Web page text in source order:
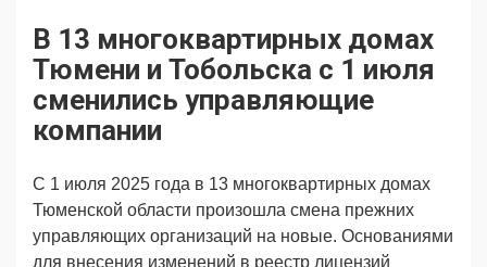
Продвижение Поздравляем
Ещё
В 13 многоквартирных домах
Тюмени и Тобольска с 1 июля
сменились управляющие
компании
С 1 июля 2025 года в 13 многоквартирных домах
Тюменской области произошла смена прежних
управляющих организаций на новые. Основаниями
для внесения изменений в реестр лицензий